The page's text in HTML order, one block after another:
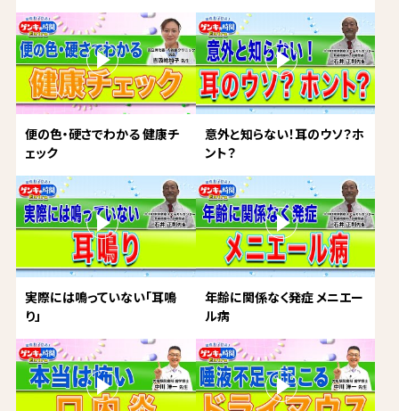
便の色・硬さでわかる 健康チ
ェック
意外と知らない！耳のウソ？ホ
ント？
実際には鳴っていない「耳鳴
り」
年齢に関係なく発症 メニエー
ル病